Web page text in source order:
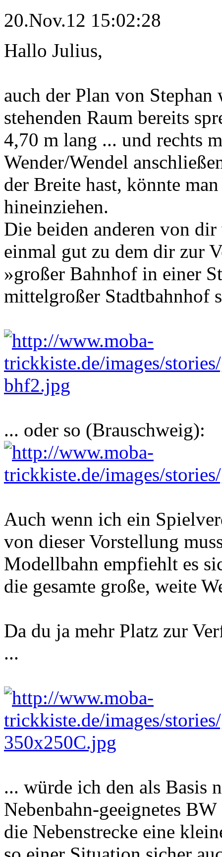
20.Nov.12 15:02:28
Hallo Julius,
auch der Plan von
stehenden Raum bereits
4,70 m lang ... und rechts
Wender/Wendel
der Breite hast, könnte
hineinziehen.
Die beiden anderen von
einmal gut zu dem dir zur
»großer Bahnhof in einer
mittelgroßer Stadtbahnhof
... oder so (Brauschweig):
Auch wenn ich ein
von dieser Vorstellung
Modellbahn empfiehlt es
die gesamte große, weite
Da du ja mehr Platz zur
...
... würde ich den als Basis
Nebenbahn-geeignetes
die Nebenstrecke eine